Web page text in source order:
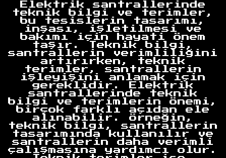
Elektrik santrallerinde
teknik bilgi ve terimler,
bu tesislerin tasarımı,
inşası, işletilmesi ve
bakımı için hayati önem
taşır. Teknik bilgi,
santrallerin verimliliğini
artırırken, teknik
terimler, santrallerin
işleyişini anlamak için
gereklidir. Elektrik
santrallerinde teknik
bilgi ve terimlerin önemi,
birçok farklı açıdan ele
alınabilir. Örneğin,
teknik bilgi, santrallerin
tasarımında kullanılır ve
santrallerin daha verimli
çalışmasına yardımcı olur.